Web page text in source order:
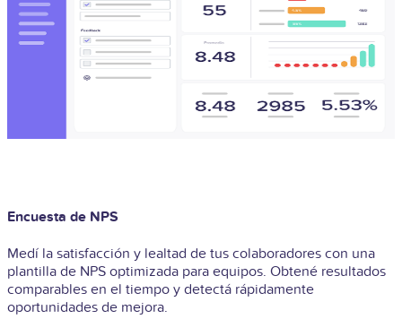
Encuesta de NPS
Medí la satisfacción y lealtad de tus colaboradores con una
plantilla de NPS optimizada para equipos. Obtené resultados
comparables en el tiempo y detectá rápidamente
oportunidades de mejora.